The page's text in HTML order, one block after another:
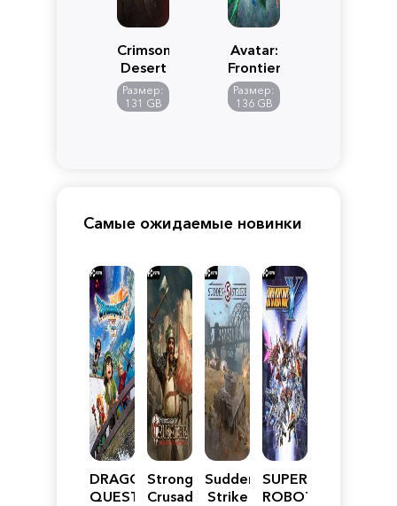
Crimson
Desert
Размер:
131 GB
Avatar:
Frontiers
of
Pandora
Размер:
136 GB
Самые ожидаемые новинки
DRAGON
QUEST
Stronghold
Crusader:
Sudden
Strike
SUPER
ROBOT